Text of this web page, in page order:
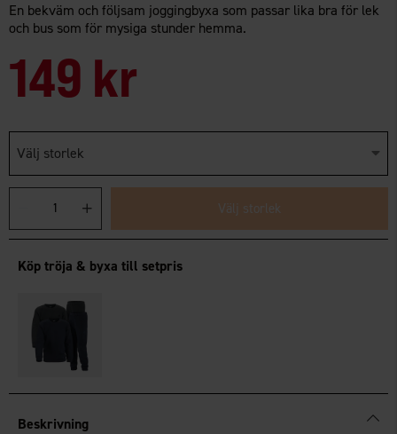
En bekväm och följsam joggingbyxa som passar lika bra för lek
och bus som för mysiga stunder hemma.
149 kr
Välj storlek
Välj storlek
Köp tröja & byxa till setpris
Beskrivning